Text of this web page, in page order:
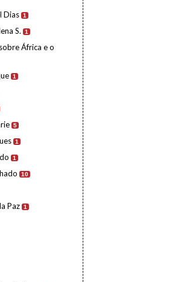
Dias 1
S. 1
África e o
1
5
1
1
10
Paz 1